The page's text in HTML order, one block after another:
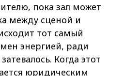
пока зал может
между сценой и
тот самый
энергией, ради
Когда этот
юридическим